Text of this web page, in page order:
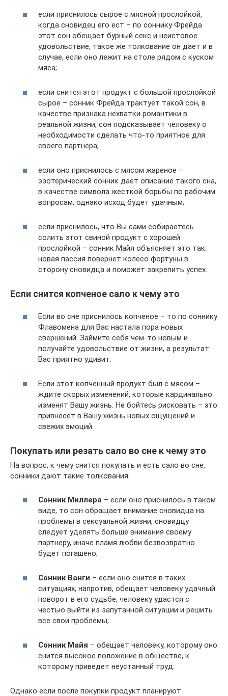
если приснилось сырое с мясной прослойкой,
когда сновидец его ест – по соннику Фрейда
этот сон обещает бурный секс и неистовое
удовольствие, такое же толкование он дает и в
случае, если оно лежит на столе рядом с куском
мяса;
если снится этот продукт с большой прослойкой
сырое – сонник Фрейда трактует такой сон, в
качестве признака нехватки романтики в
реальной жизни, сон подсказывает человеку о
необходимости сделать что-то приятное для
своего партнера;
если оно приснилось с мясом жареное –
эзотерический сонник дает описание такого сна,
в качестве символа жесткой борьбы по рабочим
вопросам, однако исход будет удачным;
если приснилось, что Вы сами собираетесь
солить этот свиной продукт с хорошей
прослойкой – сонник Майя объясняет это так:
новая пассия повернет колесо фортуны в
сторону сновидца и поможет закрепить успех.
Если снится копченое сало к чему это
Если во сне приснилось копченое – то по соннику
Флавомена для Вас настала пора новых
свершений. Займите себя чем-то новым и
получайте удовольствие от жизни, а результат
Вас приятно удивит.
Если этот копченный продукт был с мясом –
ждите скорых изменений, которые кардинально
изменят Вашу жизнь. Не бойтесь рисковать – это
привнесет в Вашу жизнь новых ощущений и
свежих эмоций.
Покупать или резать сало во сне к чему это
На вопрос, к чему снится покупать и есть сало во сне,
сонники дают такие толкования:
Сонник Миллера – если оно приснилось в таком
виде, то сон обращает внимание сновидца на
проблемы в сексуальной жизни, сновидцу
следует уделять больше внимания своему
партнеру, иначе пламя любви безвозвратно
будет погашено;
Сонник Ванги – если оно снится в таких
ситуациях, напротив, обещает человеку удачный
поворот в его судьбе, человеку удастся с
честью выйти из запутанной ситуации и решить
все свои проблемы;
Сонник Майя – обещает человеку, которому оно
снится высокое положение в обществе, к
которому приведет неустанный труд.
Однако если после покупки продукт планируют